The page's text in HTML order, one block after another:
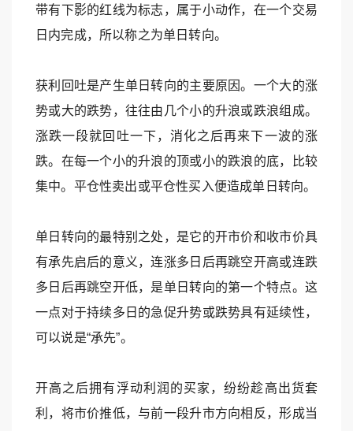
带有下影的红线为标志，属于小动作，在一个交易
日内完成，所以称之为单日转向。
获利回吐是产生单日转向的主要原因。一个大的涨
势或大的跌势，往往由几个小的升浪或跌浪组成。
涨跌一段就回吐一下，消化之后再来下一波的涨
跌。在每一个小的升浪的顶或小的跌浪的底，比较
集中。平仓性卖出或平仓性买入便造成单日转向。
单日转向的最特别之处，是它的开市价和收市价具
有承先启后的意义，连涨多日后再跳空开高或连跌
多日后再跳空开低，是单日转向的第一个特点。这
一点对于持续多日的急促升势或跌势具有延续性，
可以说是“承先”。
开高之后拥有浮动利润的买家，纷纷趁高出货套
利，将市价推低，与前一段升市方向相反，形成当